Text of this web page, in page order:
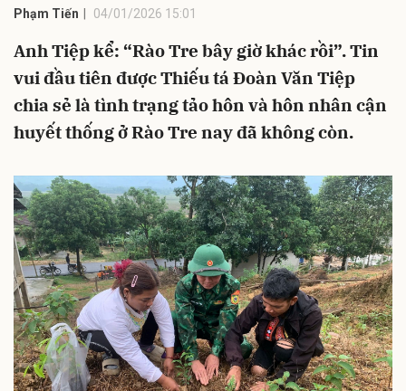
Phạm Tiến 04/01/2026 15:01
Anh Tiệp kể: “Rào Tre bây giờ khác rồi”. Tin
vui đầu tiên được Thiếu tá Đoàn Văn Tiệp
chia sẻ là tình trạng tảo hôn và hôn nhân cận
huyết thống ở Rào Tre nay đã không còn.
Hủy Gửi